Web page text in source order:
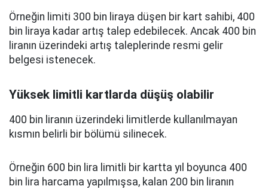
Örneğin limiti 300 bin liraya düşen bir kart sahibi, 400
bin liraya kadar artış talep edebilecek. Ancak 400 bin
liranın üzerindeki artış taleplerinde resmi gelir
belgesi istenecek.
Yüksek limitli kartlarda düşüş olabilir
400 bin liranın üzerindeki limitlerde kullanılmayan
kısmın belirli bir bölümü silinecek.
Örneğin 600 bin lira limitli bir kartta yıl boyunca 400
bin lira harcama yapılmışsa, kalan 200 bin liranın